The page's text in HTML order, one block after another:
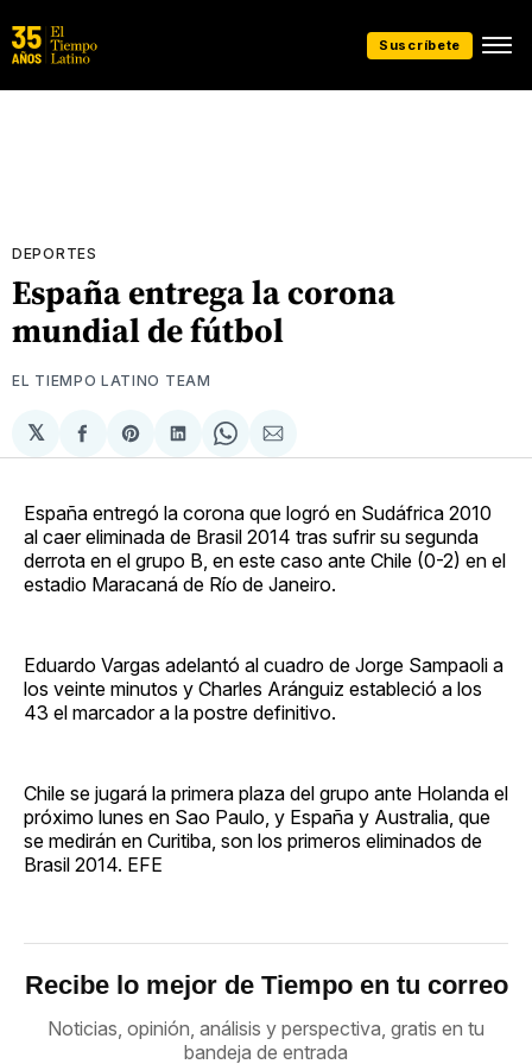
Suscríbete
DEPORTES
España entrega la corona
mundial de fútbol
EL TIEMPO LATINO TEAM
𝕏
Compartir
en
Share
on
Compartir
en
Share
on
Compartir
via
España entregó la corona que logró en Sudáfrica 2010
al caer eliminada de Brasil 2014 tras sufrir su segunda
derrota en el grupo B, en este caso ante Chile (0-2) en el
estadio Maracaná de Río de Janeiro.
Eduardo Vargas adelantó al cuadro de Jorge Sampaoli a
los veinte minutos y Charles Aránguiz estableció a los
43 el marcador a la postre definitivo.
Chile se jugará la primera plaza del grupo ante Holanda el
próximo lunes en Sao Paulo, y España y Australia, que
se medirán en Curitiba, son los primeros eliminados de
Brasil 2014. EFE
Recibe lo mejor de Tiempo en tu correo
Noticias, opinión, análisis y perspectiva, gratis en tu
bandeja de entrada